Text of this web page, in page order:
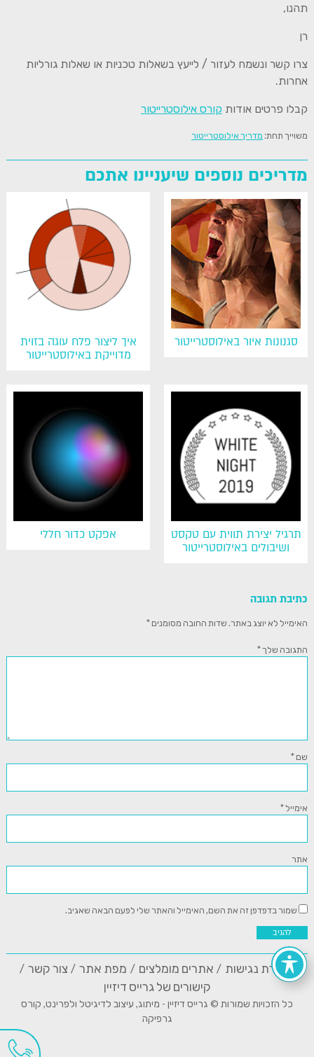
תהנו,
רן
צרו קשר ונשמח לעזור / לייעץ בשאלות טכניות או שאלות גורליות
אחרות.
קבלו פרטים אודות קורס אילוסטרייטור
משוייך תחת: מדריך אילוסטרייטור
מדריכים נוספים שיעניינו אתכם
סגנונות איור באילוסטרייטור
איך ליצור פלח עוגה בזוית
מדוייקת באילוסטרייטור
תרגיל יצירת תווית עם טקסט
ושיבולים באילוסטרייטור
אפקט כדור חללי
כתיבת תגובה
האימייל לא יוצג באתר.שדות החובה מסומנים*
התגובה שלך*
שם*
אימייל*
אתר
שמור בדפדפן זה את השם, האימייל והאתר שלי לפעם הבאה שאגיב.
הצהרת נגישות אתרים מומלצים מפת אתר
צור קשר
קישורים של גרייס דיזיין
כל הזכויות שמורות © גרייס דיזיין - מיתוג, עיצוב לדיגיטל ולפרינט, קורס
גרפיקה